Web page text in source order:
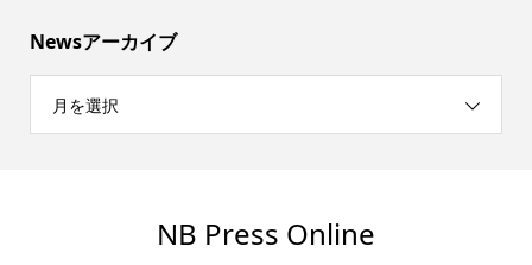
Newsアーカイブ
月を選択
NB Press Online